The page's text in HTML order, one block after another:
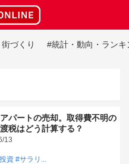
づくり #統計・動向・ランキ
パートの売却。取得費不明の
税はどう計算する？
13
資 #サラリ...